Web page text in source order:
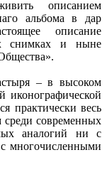
описанием
альбома в дар
описание
снимках и ныне
– в высоком
иконографической
практически весь
среди современных
аналогий ни с
многочисленными